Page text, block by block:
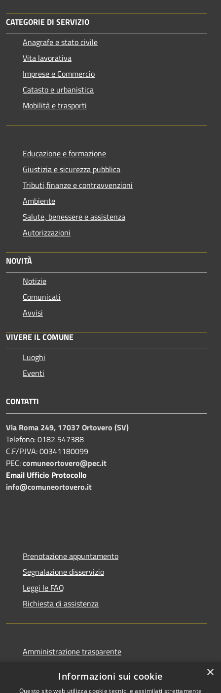
CATEGORIE DI SERVIZIO
Anagrafe e stato civile
Vita lavorativa
Imprese e Commercio
Catasto e urbanistica
Mobilità e trasporti
Educazione e formazione
Giustizia e sicurezza pubblica
Tributi,finanze e contravvenzioni
Ambiente
Salute, benessere e assistenza
Autorizzazioni
NOVITÀ
Notizie
Comunicati
Avvisi
VIVERE IL COMUNE
Luoghi
Eventi
CONTATTI
Via Roma 249, 17037 Ortovero (SV)
Telefono: 0182 547388
C.F/P.IVA: 00341180099
PEC:comuneortovero@pec.it
Email Ufficio Protocollo
info@comuneortovero.it
Prenotazione appuntamento
Segnalazione disservizio
Leggi le FAQ
Richiesta di assistenza
Amministrazione trasparente
×
Informazioni sui cookie
Questo sito web utilizza cookie tecnici e assimilati strettamente